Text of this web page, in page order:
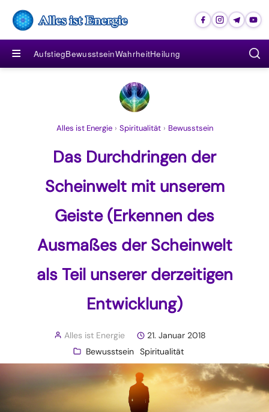
≡ AufstiegBewusstseinWahrheitHeilung
Alles ist Energie › Spiritualität › Bewusstsein
Das Durchdringen der
Scheinwelt mit unserem
Geiste (Erkennen des
Ausmaßes der Scheinwelt
als Teil unserer derzeitigen
Entwicklung)
Alles ist Energie
21. Januar 2018
Bewusstsein Spiritualität